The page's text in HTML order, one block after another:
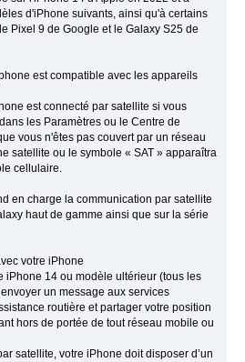
d'iPhone suivants, ainsi qu'à certains
Pixel 9 de Google et le Galaxy S25 de
est compatible avec les appareils
est connecté par satellite si vous
les Paramètres ou le Centre de
vous n'êtes pas couvert par un réseau
satellite ou le symbole « SAT » apparaîtra
cellulaire.
en charge la communication par satellite
haut de gamme ainsi que sur la série
votre iPhone
iPhone 14 ou modèle ultérieur (tous les
un message aux services
routière et partager votre position
hors de portée de tout réseau mobile ou
satellite, votre iPhone doit disposer d’un